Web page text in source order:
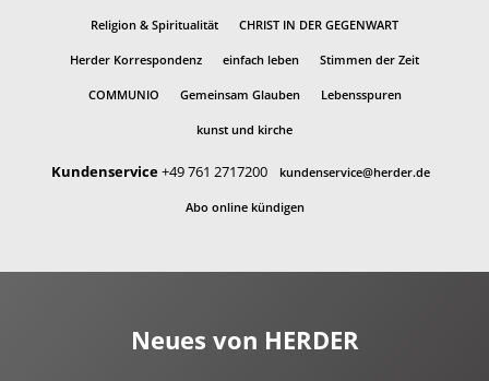
Religion & Spiritualität CHRIST IN DER GEGENWART
Herder Korrespondenz einfach leben Stimmen der Zeit
COMMUNIO Gemeinsam Glauben Lebensspuren
kunst und kirche
Kundenservice+49 761 2717200 kundenservice@herder.de
Abo online kündigen
Neues von HERDER